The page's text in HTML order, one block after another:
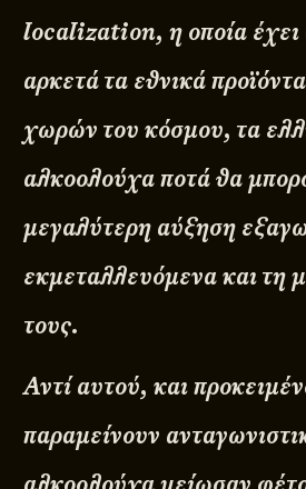
localization, η οποία έχει
αρκετά τα εθνικά
χωρών του κόσμου, τα
αλκοολούχα ποτά θα
μεγαλύτερη αύξηση
εκμεταλλευόμενα και τη
τους.
Αντί αυτού, και
παραμείνουν